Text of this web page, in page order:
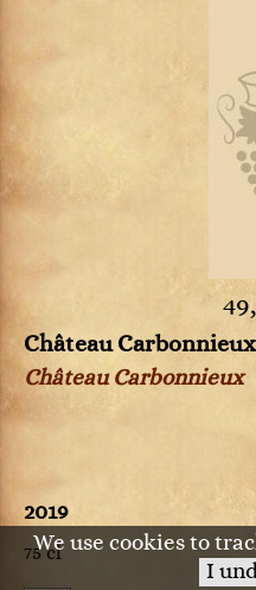
We use cookies to
I
Château
Château Carbonnieux
2019
75 cl